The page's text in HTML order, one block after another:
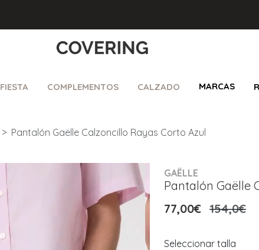
FIESTA COMPLEMENTOS CALZADO MARCAS
Pantalón Gaëlle Calzoncillo Rayas Corto Azul
GAËLLE
Pantalón Gaëlle
77,00€ 154,0€
Seleccionar talla